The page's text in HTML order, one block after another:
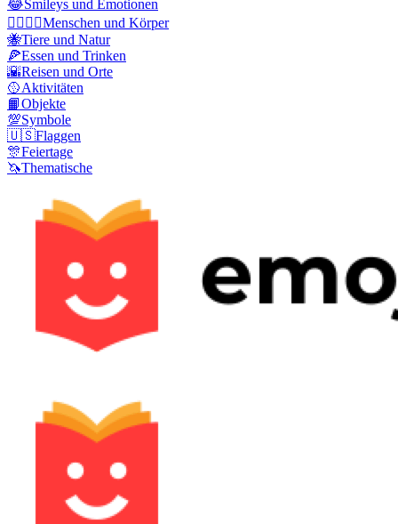
😂Smileys und Emotionen
👩‍❤️‍💋‍👨Menschen und Körper
🐝Tiere und Natur
🍕Essen und Trinken
🌇Reisen und Orte
🥎Aktivitäten
📙Objekte
💯Symbole
🇺🇸Flaggen
🎊Feiertage
🦄Thematische